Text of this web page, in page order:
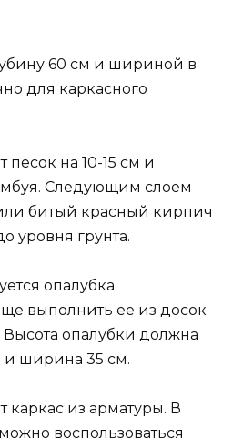
60 см и шириной в
для каркасного
на 10-15 см и
Следующим слоем
битый красный кирпич
уровня грунта.
опалубка.
выполнить ее из досок
опалубки должна
и ширина 35 см.
каркас из арматуры. В
воспользоваться